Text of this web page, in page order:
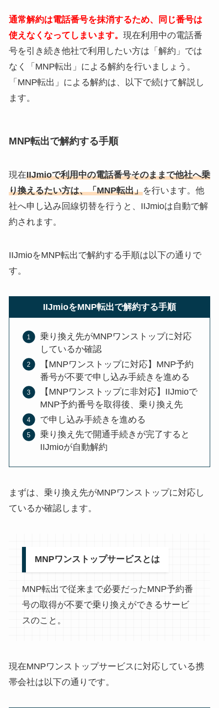
通常解約は電話番号を抹消するため、同じ番号は
使えなくなってしまいます。 現在利用中の電話番
号を引き続き他社で利用したい方は「解約」では
なく「MNP転出」による解約を行いましょう。
「MNP転出」による解約は、以下で続けて解説し
ます。
MNP転出で解約する手順
現在IIJmioで利用中の電話番号そのままで他社へ乗
り換えるたい方は、「MNP転出」を行います。他
社へ申し込み回線切替を行うと、IIJmioは自動で解
約されます。
IIJmioをMNP転出で解約する手順は以下の通りで
す。
IIJmioをMNP転出で解約する手順
乗り換え先がMNPワンストップに対応
しているか確認
【MNPワンストップに対応】MNP予約
番号が不要で申し込み手続きを進める
【MNPワンストップに非対応】IIJmioで
MNP予約番号を取得後、乗り換え先
で申し込み手続きを進める
乗り換え先で開通手続きが完了すると
IIJmioが自動解約
まずは、乗り換え先がMNPワンストップに対応し
ているか確認します。
MNPワンストップサービスとは
MNP転出で従来まで必要だったMNP予約番
号の取得が不要で乗り換えができるサービ
スのこと。
現在MNPワンストップサービスに対応している携
帯会社は以下の通りです。